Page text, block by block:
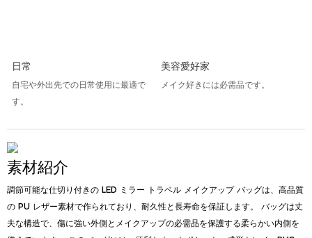
日常
自宅や外出先での日常使用に最適で
す。
美容愛好家
メイク好きには必需品です。
素材紹介
調節可能な仕切り付きの LED ミラー トラベル メイクアップ バッグは、高品質
の PU レザー素材で作られており、耐久性と長寿命を保証します。 バッグは丈
夫な構造で、傷に強い外側とメイクアップの必需品を保護する柔らかい内側を